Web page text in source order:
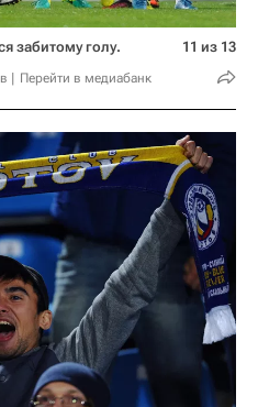
забитому голу.
Перейти в медиабанк
11 из 13